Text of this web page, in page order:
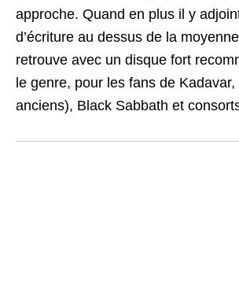
approche. Quand en plus il y
d’écriture au dessus de la
retrouve avec un disque fort
le genre, pour les fans de
anciens), Black Sabbath et